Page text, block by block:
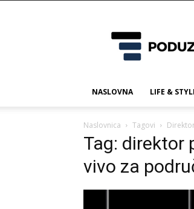
NASLOVNA LIFE &
Naslovnica Tagovi
Tag: direktor
vivo za